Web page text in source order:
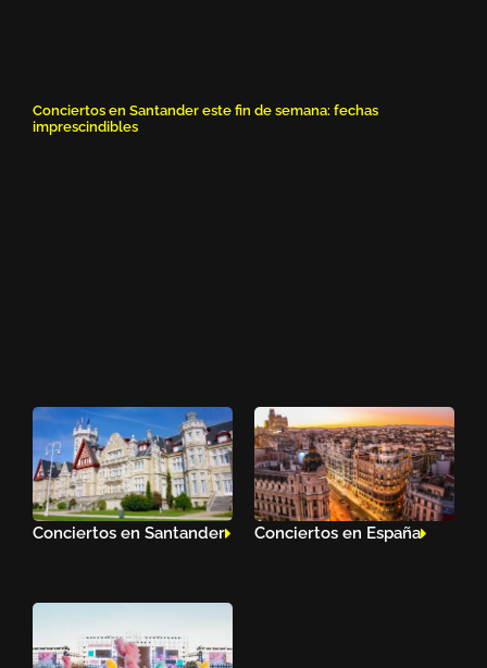
Conciertos en Santander este fin de semana: fechas
imprescindibles
Conciertos en Santander Conciertos en España